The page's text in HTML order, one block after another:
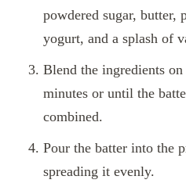
powdered sugar, butter,
yogurt, and a splash of
Blend the ingredients
minutes or until the
combined.
Pour the batter into the
spreading it evenly.